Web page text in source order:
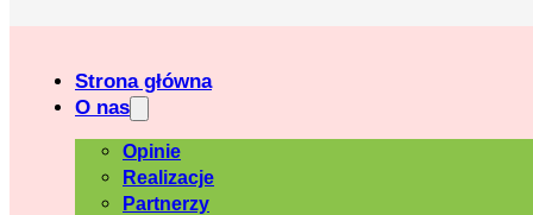
Strona główna
O nas
Opinie
Realizacje
Partnerzy